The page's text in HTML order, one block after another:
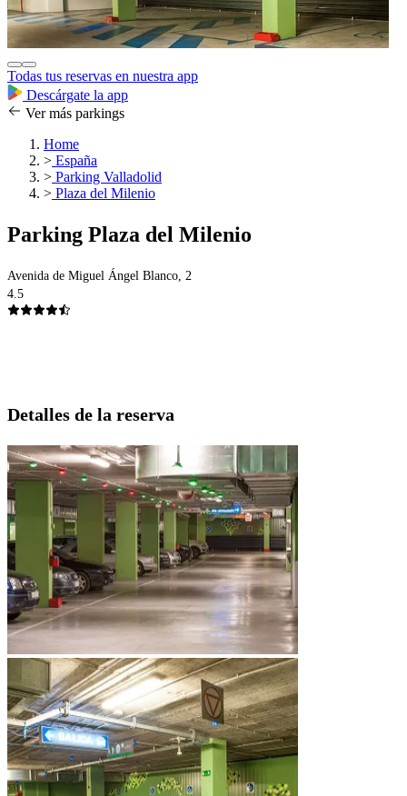
Todas tus reservas en nuestra app
Descárgate la app
Ver más parkings
Home
> España
> Parking Valladolid
> Plaza del Milenio
Parking Plaza del Milenio
Avenida de Miguel Ángel Blanco, 2
4.5
Detalles de la reserva